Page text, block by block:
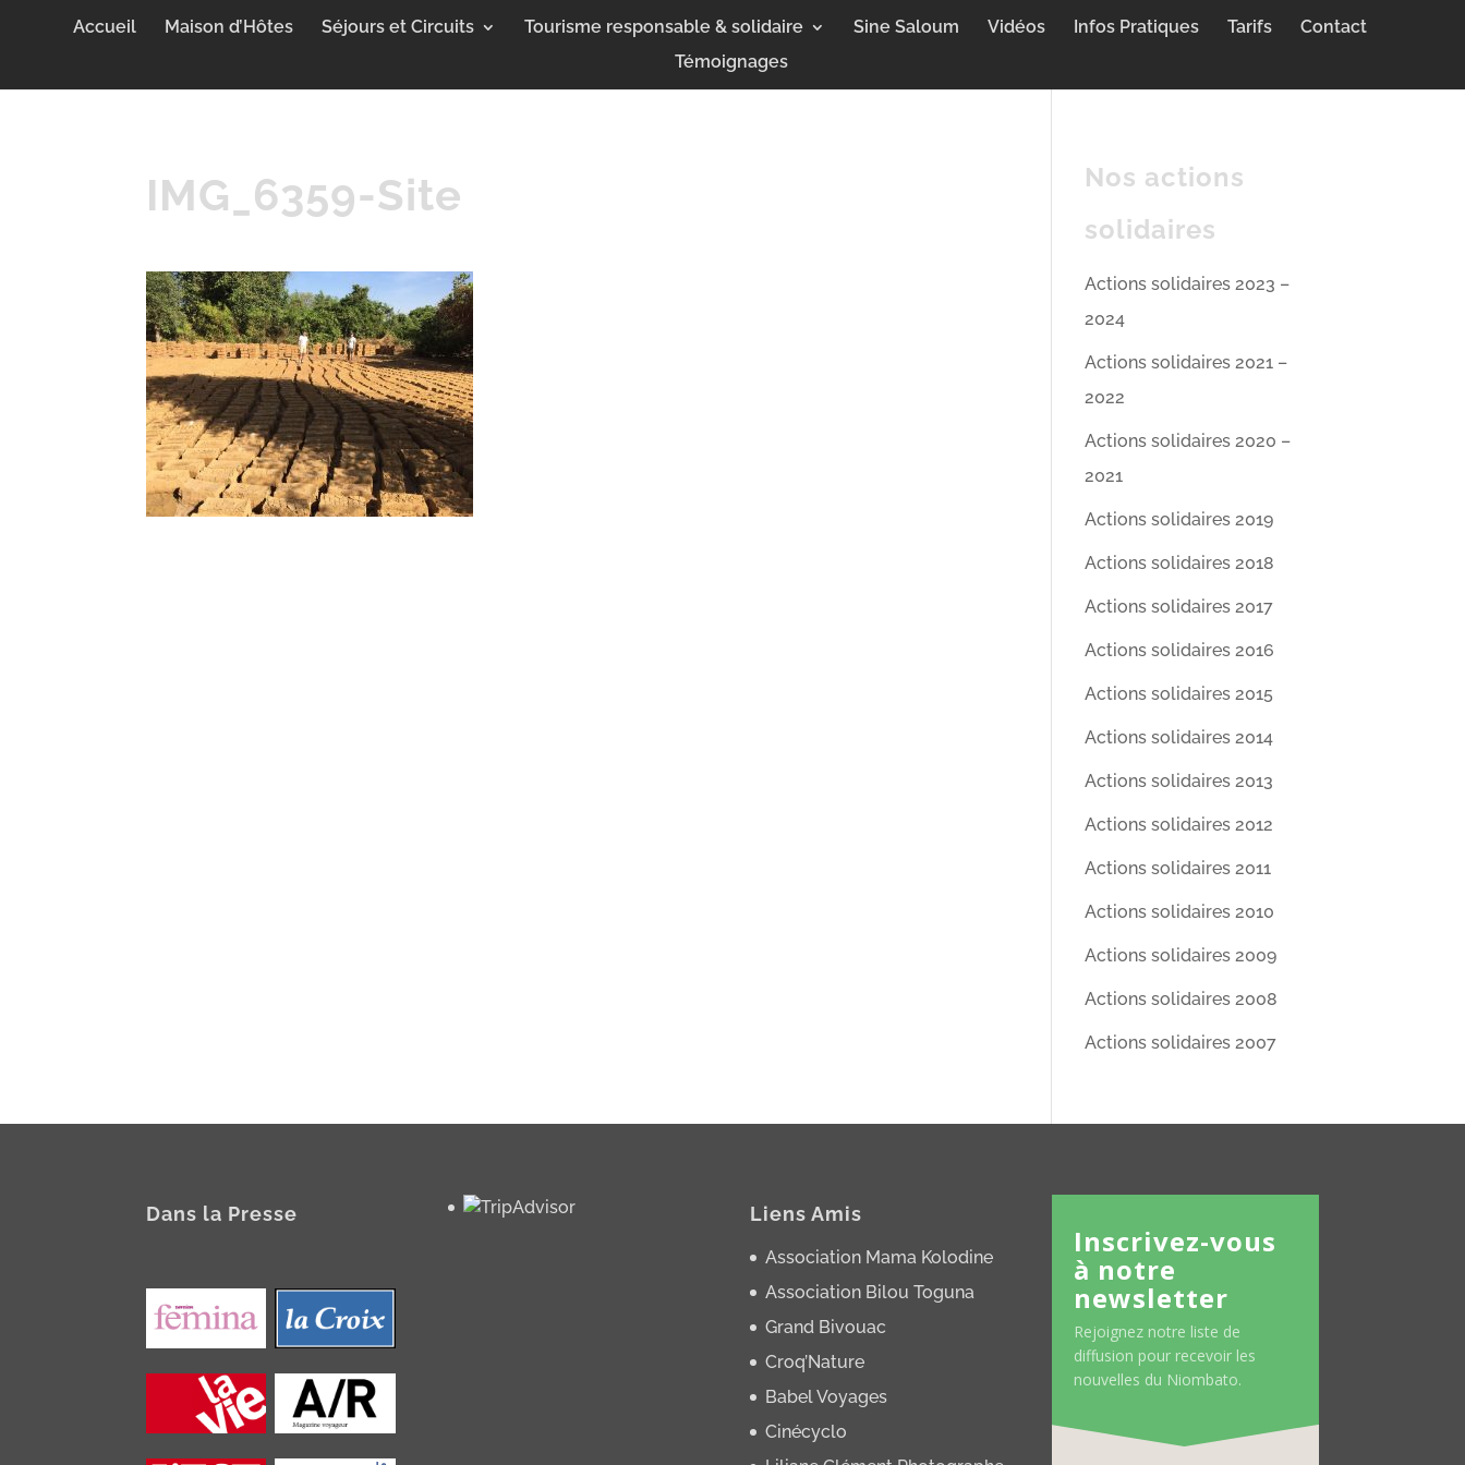
Accueil Maison d’Hôtes Séjours et Circuits Tourisme responsable & solidaire Sine Saloum Vidéos Infos Pratiques Tarifs
Contact
Témoignages
IMG_6359-Site
Nos actions
solidaires
Actions solidaires 2023 –
2024
Actions solidaires 2021 –
2022
Actions solidaires 2020 –
2021
Actions solidaires 2019
Actions solidaires 2018
Actions solidaires 2017
Actions solidaires 2016
Actions solidaires 2015
Actions solidaires 2014
Actions solidaires 2013
Actions solidaires 2012
Actions solidaires 2011
Actions solidaires 2010
Actions solidaires 2009
Actions solidaires 2008
Actions solidaires 2007
Dans la Presse Liens Amis
Association Mama Kolodine
Association Bilou Toguna
Grand Bivouac
Croq’Nature
Babel Voyages
Cinécyclo
Inscrivez-vous
à notre
newsletter
Rejoignez notre liste de
diffusion pour recevoir les
nouvelles du Niombato.